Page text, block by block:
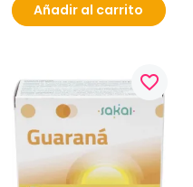
Añadir al carrito
favorite_border